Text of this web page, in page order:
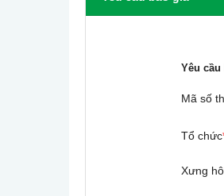
Yêu cầu
Mã số
Tổ chức
Xưng hô